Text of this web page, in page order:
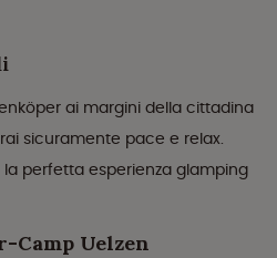
ai margini della cittadina
sicuramente pace e relax.
perfetta esperienza glamping
Camp Uelzen